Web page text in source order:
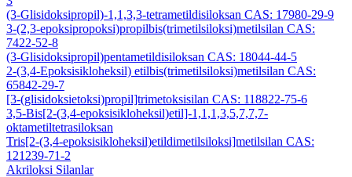
(3-Glisidoksipropil)-1,1,3,3-tetrametildisiloksan CAS: 17980-29-9
3-(2,3-epoksipropoksi)propilbis(trimetilsiloksi)metilsilan CAS:
7422-52-8
(3-Glisidoksipropil)pentametildisiloksan CAS: 18044-44-5
2-(3,4-Epoksisikloheksil) etilbis(trimetilsiloksi)metilsilan CAS:
65842-29-7
[3-(glisidoksietoksi)propil]trimetoksisilan CAS: 118822-75-6
3,5-Bis[2-(3,4-epoksisikloheksil)etil]-1,1,1,3,5,7,7,7-
oktametiltetrasiloksan
Tris[2-(3,4-epoksisikloheksil)etildimetilsiloksi]metilsilan CAS:
121239-71-2
Akriloksi Silanlar